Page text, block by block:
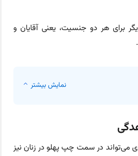
برای هر دو جنسیت، یعنی آقایان و
نمایش بیشتر
می‌تواند در سمت چپ پهلو در زنان نیز